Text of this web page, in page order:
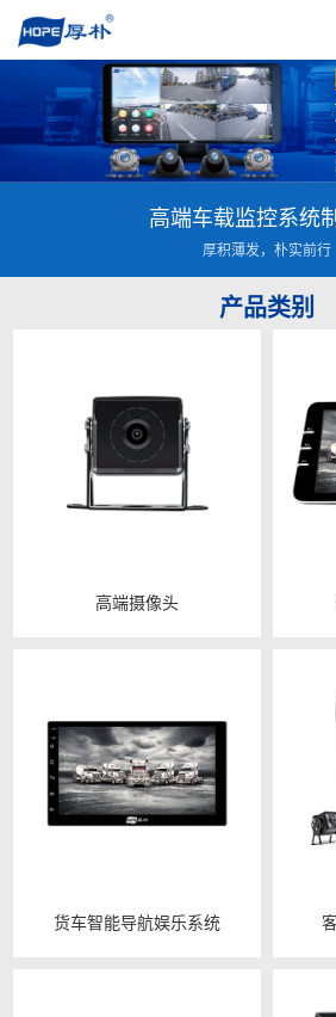
高端车载监控系统
厚积薄发，朴实前行
产品类别
高端摄像头
货车智能导航娱乐系统